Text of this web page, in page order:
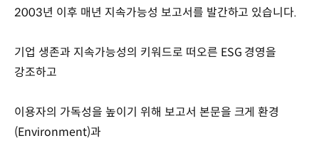
2003년 이후 매년 지속가능성 보고서를 발간하고 있습니다.
기업 생존과 지속가능성의 키워드로 떠오른 ESG 경영을
강조하고
이용자의 가독성을 높이기 위해 보고서 본문을 크게 환경
(Environment)과